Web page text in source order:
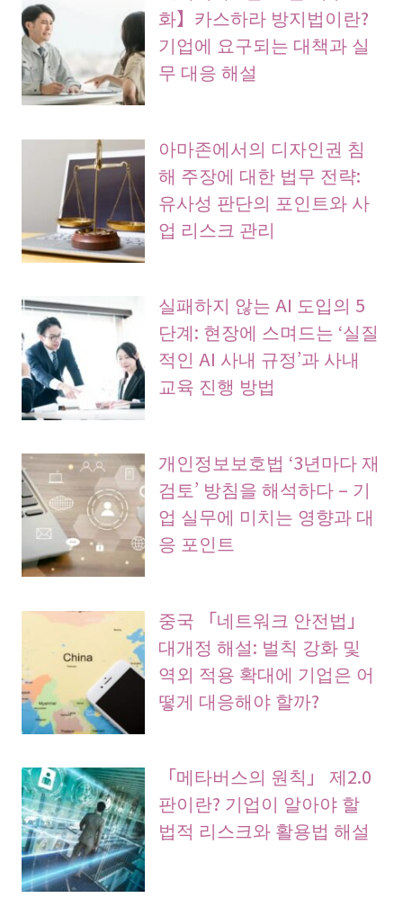
화】카스하라 방지법이란?
기업에 요구되는 대책과 실
무 대응 해설
아마존에서의 디자인권 침
해 주장에 대한 법무 전략:
유사성 판단의 포인트와 사
업 리스크 관리
실패하지 않는 AI 도입의 5
단계: 현장에 스며드는 ‘실질
적인 AI 사내 규정’과 사내
교육 진행 방법
개인정보보호법 ‘3년마다 재
검토’ 방침을 해석하다 – 기
업 실무에 미치는 영향과 대
응 포인트
중국 「네트워크 안전법」
대개정 해설: 벌칙 강화 및
역외 적용 확대에 기업은 어
떻게 대응해야 할까?
「메타버스의 원칙」 제2.0
판이란? 기업이 알아야 할
법적 리스크와 활용법 해설